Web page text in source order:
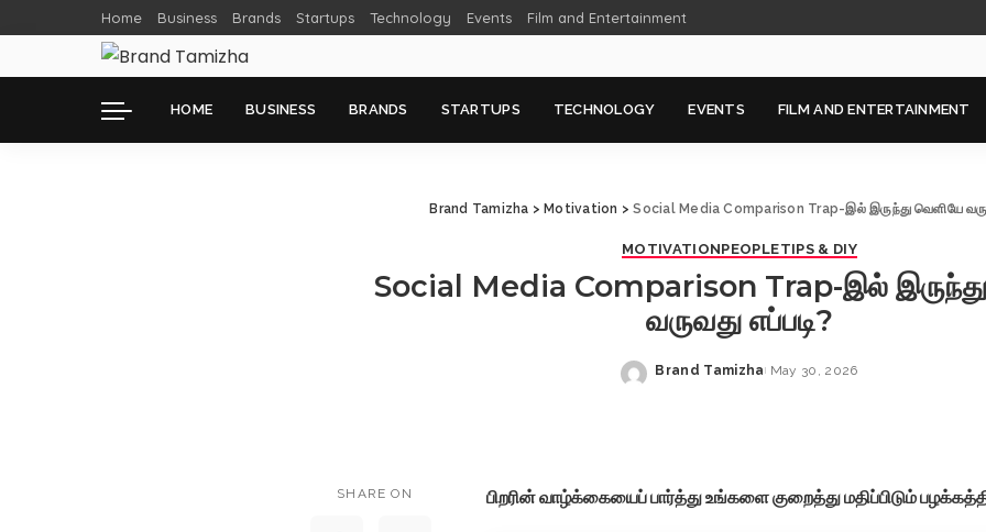
Home Business Brands Startups Technology Events Film and Entertainment
HOME BUSINESS BRANDS STARTUPS TECHNOLOGY EVENTS FILM AND ENTERTAINMENT
Brand Tamizha > Motivation >Social Media Comparison Trap-இல் இருந்து வெளியே
MOTIVATIONPEOPLETIPS & DIY
Social Media Comparison Trap-இல்
வருவது எப்படி?
Posted
Brand Tamizha May 30, 2026
SHARE ON பிறரின் வாழ்க்கையைப் பார்த்து உங்களை குறைத்து மதிப்பிடும்